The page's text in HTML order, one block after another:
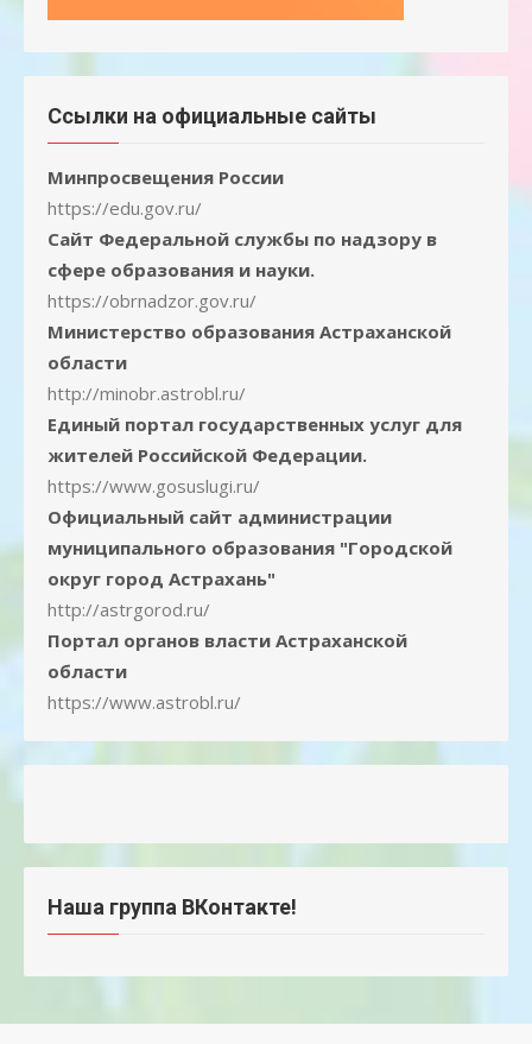
Ссылки на официальные сайты
Минпросвещения России
https://edu.gov.ru/
Сайт Федеральной службы по надзору в
сфере образования и науки.
https://obrnadzor.gov.ru/
Министерство образования Астраханской
области
http://minobr.astrobl.ru/
Единый портал государственных услуг для
жителей Российской Федерации.
https://www.gosuslugi.ru/
Официальный сайт администрации
муниципального образования "Городской
округ город Астрахань"
http://astrgorod.ru/
Портал органов власти Астраханской
области
https://www.astrobl.ru/
Наша группа ВКонтакте!